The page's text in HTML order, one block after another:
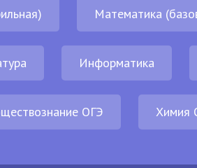
Математика
Информатика
ОГЭ Химия